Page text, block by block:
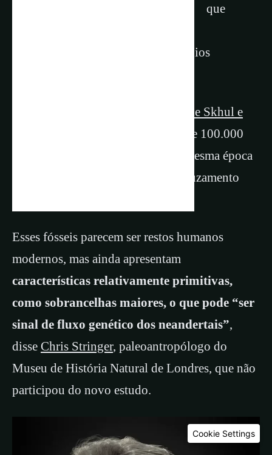
que
provavelmente não deixaram vestígios
cavernas de Skhul e
datam de cerca de 100.000
anos atrás — aproximadamente a mesma época
de um dos principais eventos de cruzamento
Esses fósseis parecem ser restos humanos
modernos, mas ainda apresentam
características relativamente primitivas,
como sobrancelhas maiores, o que pode “ser
sinal de fluxo genético dos neandertais”,
disse Chris Stringer, paleoantropólogo do
Museu de História Natural de Londres, que não
participou do novo estudo.
Cookie Settings